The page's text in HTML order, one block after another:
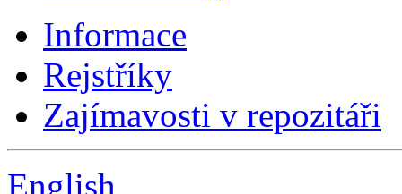
Informace
Rejstříky
Zajímavosti v repozitáři
English